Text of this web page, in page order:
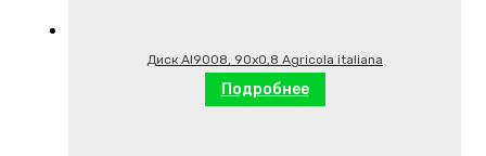
Диск AI9008, 90х0,8 Agricola italiana
Подробнее